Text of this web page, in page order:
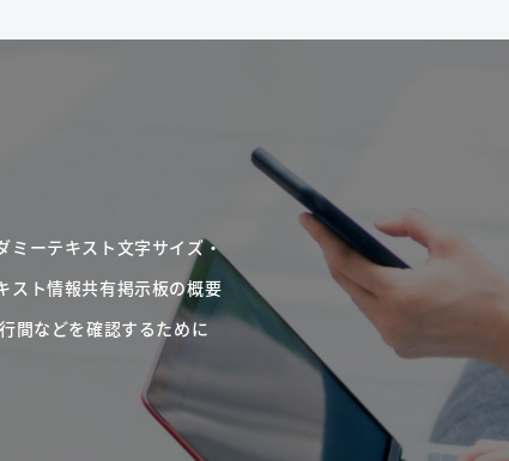
ミーテキスト文字サイズ・
スト情報共有掲示板の概要
間などを確認するために